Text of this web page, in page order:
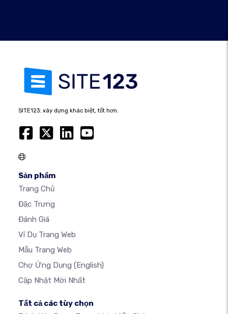
SITE123: xây dựng khác biệt, tốt hơn.
Sản phẩm
Trang Chủ
Đặc Trưng
Đánh Giá
Ví Dụ Trang Web
Mẫu Trang Web
Chợ Ứng Dụng (English)
Cập Nhật Mới Nhất
Tất cả các tùy chọn